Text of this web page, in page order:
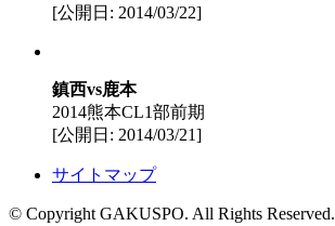
[公開日: 2014/03/22]
鎮西vs鹿本
2014熊本CL1部前期
[公開日: 2014/03/21]
サイトマップ
© Copyright GAKUSPO. All Rights Reserved.